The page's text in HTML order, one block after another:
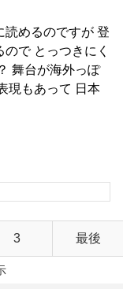
めるのですが 登
で とっつきにく
舞台が海外っぽ
現もあって 日本
3 最後